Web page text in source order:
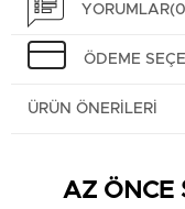
YORUMLAR
ÖDEME
ÜRÜN ÖNERILERI
AZ ÖNCE